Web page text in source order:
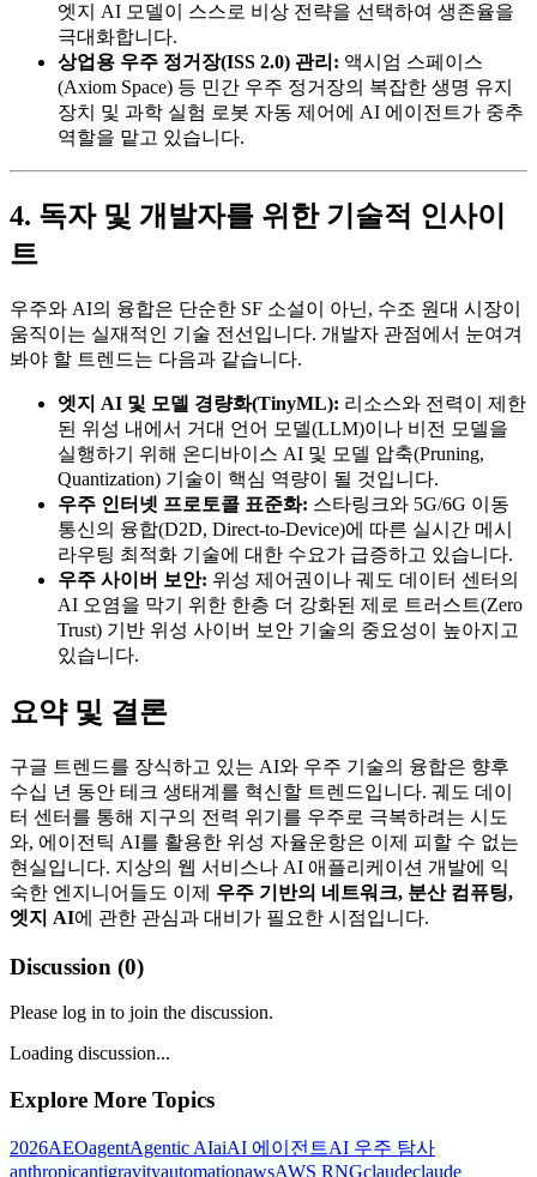
엣지 AI 모델이 스스로 비상 전략을 선택하여 생존율을
극대화합니다.
상업용 우주 정거장(ISS 2.0) 관리: 액시엄 스페이스
(Axiom Space) 등 민간 우주 정거장의 복잡한 생명 유지
장치 및 과학 실험 로봇 자동 제어에 AI 에이전트가 중추
역할을 맡고 있습니다.
4. 독자 및 개발자를 위한 기술적 인사이
트
우주와 AI의 융합은 단순한 SF 소설이 아닌, 수조 원대 시장이
움직이는 실재적인 기술 전선입니다. 개발자 관점에서 눈여겨
봐야 할 트렌드는 다음과 같습니다.
엣지 AI 및 모델 경량화(TinyML): 리소스와 전력이 제한
된 위성 내에서 거대 언어 모델(LLM)이나 비전 모델을
실행하기 위해 온디바이스 AI 및 모델 압축(Pruning,
Quantization) 기술이 핵심 역량이 될 것입니다.
우주 인터넷 프로토콜 표준화: 스타링크와 5G/6G 이동
통신의 융합(D2D, Direct-to-Device)에 따른 실시간 메시
라우팅 최적화 기술에 대한 수요가 급증하고 있습니다.
우주 사이버 보안: 위성 제어권이나 궤도 데이터 센터의
AI 오염을 막기 위한 한층 더 강화된 제로 트러스트(Zero
Trust) 기반 위성 사이버 보안 기술의 중요성이 높아지고
있습니다.
요약 및 결론
구글 트렌드를 장식하고 있는 AI와 우주 기술의 융합은 향후
수십 년 동안 테크 생태계를 혁신할 트렌드입니다. 궤도 데이
터 센터를 통해 지구의 전력 위기를 우주로 극복하려는 시도
와, 에이전틱 AI를 활용한 위성 자율운항은 이제 피할 수 없는
현실입니다. 지상의 웹 서비스나 AI 애플리케이션 개발에 익
숙한 엔지니어들도 이제 우주 기반의 네트워크, 분산 컴퓨팅,
엣지 AI에 관한 관심과 대비가 필요한 시점입니다.
Discussion (0)
Please log in to join the discussion.
Loading discussion...
Explore More Topics
2026AEOagentAgentic AIaiAI 에이전트AI 우주 탐사
anthropicantigravityautomationawsAWS RNGclaudeclaude